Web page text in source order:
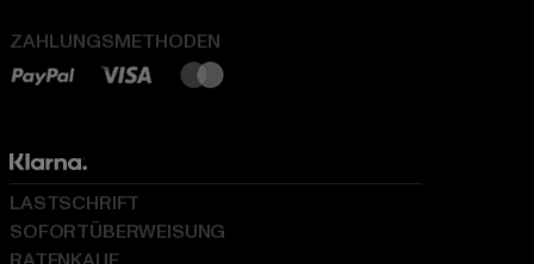
ZAHLUNGSMETHODEN
LASTSCHRIFT
SOFORTÜBERWEISUNG